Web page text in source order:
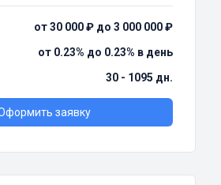
от 30 000 ₽ до 3 000 000 ₽
от 0.23% до 0.23% в день
30 - 1095 дн.
заявку